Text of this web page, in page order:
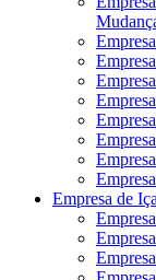
Empresa de